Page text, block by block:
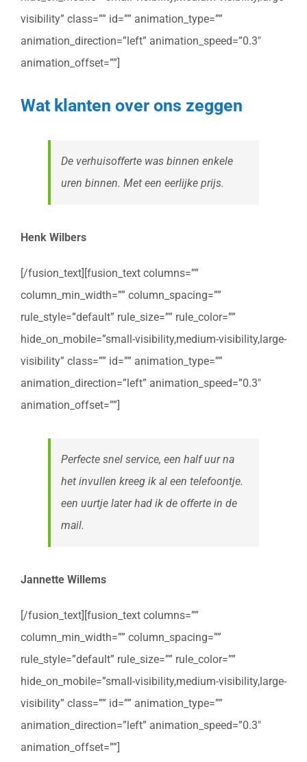
visibility” class=”” id=”” animation_type=””
animation_direction=”left” animation_speed=”0.3″
animation_offset=””]
Wat klanten over ons zeggen
De verhuisofferte was binnen enkele
uren binnen. Met een eerlijke prijs.
Henk Wilbers
[/fusion_text][fusion_text columns=””
column_min_width=”” column_spacing=””
rule_style=”default” rule_size=”” rule_color=””
hide_on_mobile=”small-visibility,medium-visibility,large-
visibility” class=”” id=”” animation_type=””
animation_direction=”left” animation_speed=”0.3″
animation_offset=””]
Perfecte snel service, een half uur na
het invullen kreeg ik al een telefoontje.
een uurtje later had ik de offerte in de
mail.
Jannette Willems
[/fusion_text][fusion_text columns=””
column_min_width=”” column_spacing=””
rule_style=”default” rule_size=”” rule_color=””
hide_on_mobile=”small-visibility,medium-visibility,large-
visibility” class=”” id=”” animation_type=””
animation_direction=”left” animation_speed=”0.3″
animation_offset=””]